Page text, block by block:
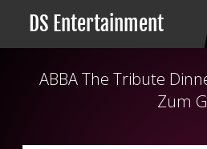
DS Entertainment
ABBA The Tribute
Zum